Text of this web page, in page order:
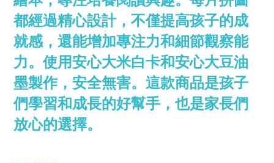
都經過精心設計，不僅提高孩子的成
就感，還能增加專注力和細節觀察能
力。使用安心大米白卡和安心大豆油
墨製作，安全無害。這款商品是孩子
們學習和成長的好幫手，也是家長們
放心的選擇。